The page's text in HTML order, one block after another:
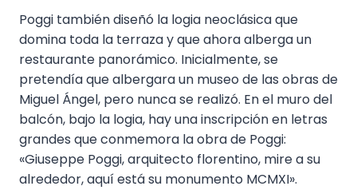
Poggi también diseñó la logia neoclásica que
domina toda la terraza y que ahora alberga un
restaurante panorámico. Inicialmente, se
pretendía que albergara un museo de las obras de
Miguel Ángel, pero nunca se realizó. En el muro del
balcón, bajo la logia, hay una inscripción en letras
grandes que conmemora la obra de Poggi:
«Giuseppe Poggi, arquitecto florentino, mire a su
alrededor, aquí está su monumento MCMXI».